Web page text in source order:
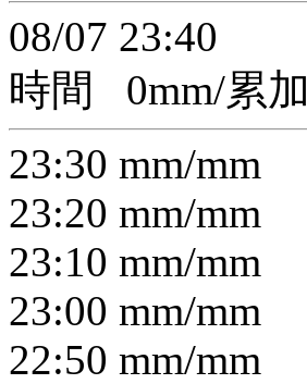
08/07 23:40
時間
0mm/累加
23:30 mm/mm
23:20 mm/mm
23:10 mm/mm
23:00 mm/mm
22:50 mm/mm